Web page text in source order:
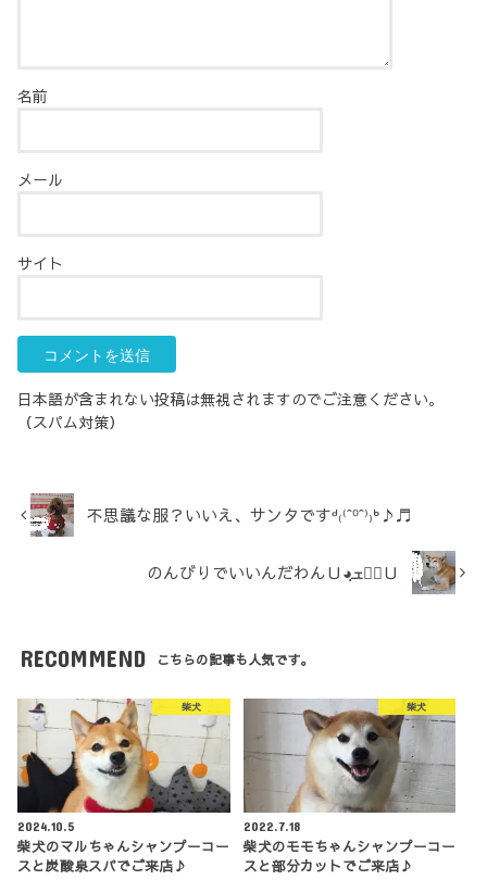
名前
メール
サイト
日本語が含まれない投稿は無視されますのでご注意ください。
（スパム対策）
不思議な服？いいえ、サンタですᒄ₍⁽ˆ⁰ˆ⁾₎ᒃ♪♬
のんびりでいいんだわんＵ◕ฺܫฺ◕ฺＵ
RECOMMEND こちらの記事も人気です。
柴犬
2024.10.5
柴犬のマルちゃんシャンプーコー
スと炭酸泉スパでご来店♪
柴犬
2022.7.18
柴犬のモモちゃんシャンプーコー
スと部分カットでご来店♪